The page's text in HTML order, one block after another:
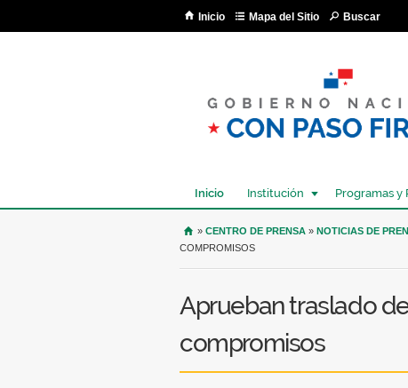
Inicio Mapa del Sitio Buscar
Inicio Institución Programas y
USTED SE ENCUENTRA AQUÍ
» CENTRO DE PRENSA » NOTICIAS DE
COMPROMISOS
Aprueban traslado
compromisos